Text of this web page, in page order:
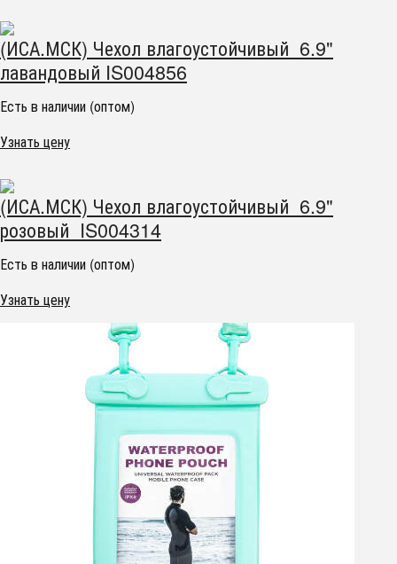
(ИСА.МСК) Чехол влагоустойчивый 6.9"
лавандовый IS004856
Есть в наличии (оптом)
Узнать цену
(ИСА.МСК) Чехол влагоустойчивый 6.9"
розовый IS004314
Есть в наличии (оптом)
Узнать цену